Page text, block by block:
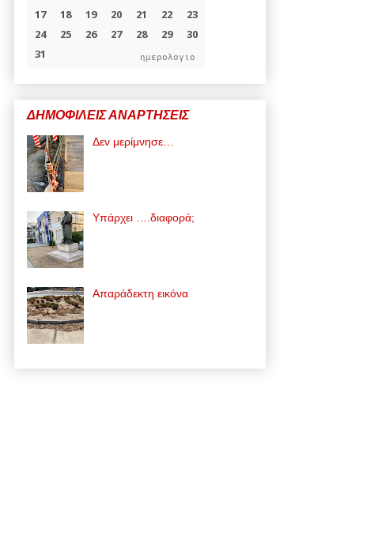
ημερολογιο
ΔΗΜΟΦΙΛΕΙΣ ΑΝΑΡΤΗΣΕΙΣ
Δεν μερίμνησε…
Υπάρχει ….διαφορά;
Απαράδεκτη εικόνα